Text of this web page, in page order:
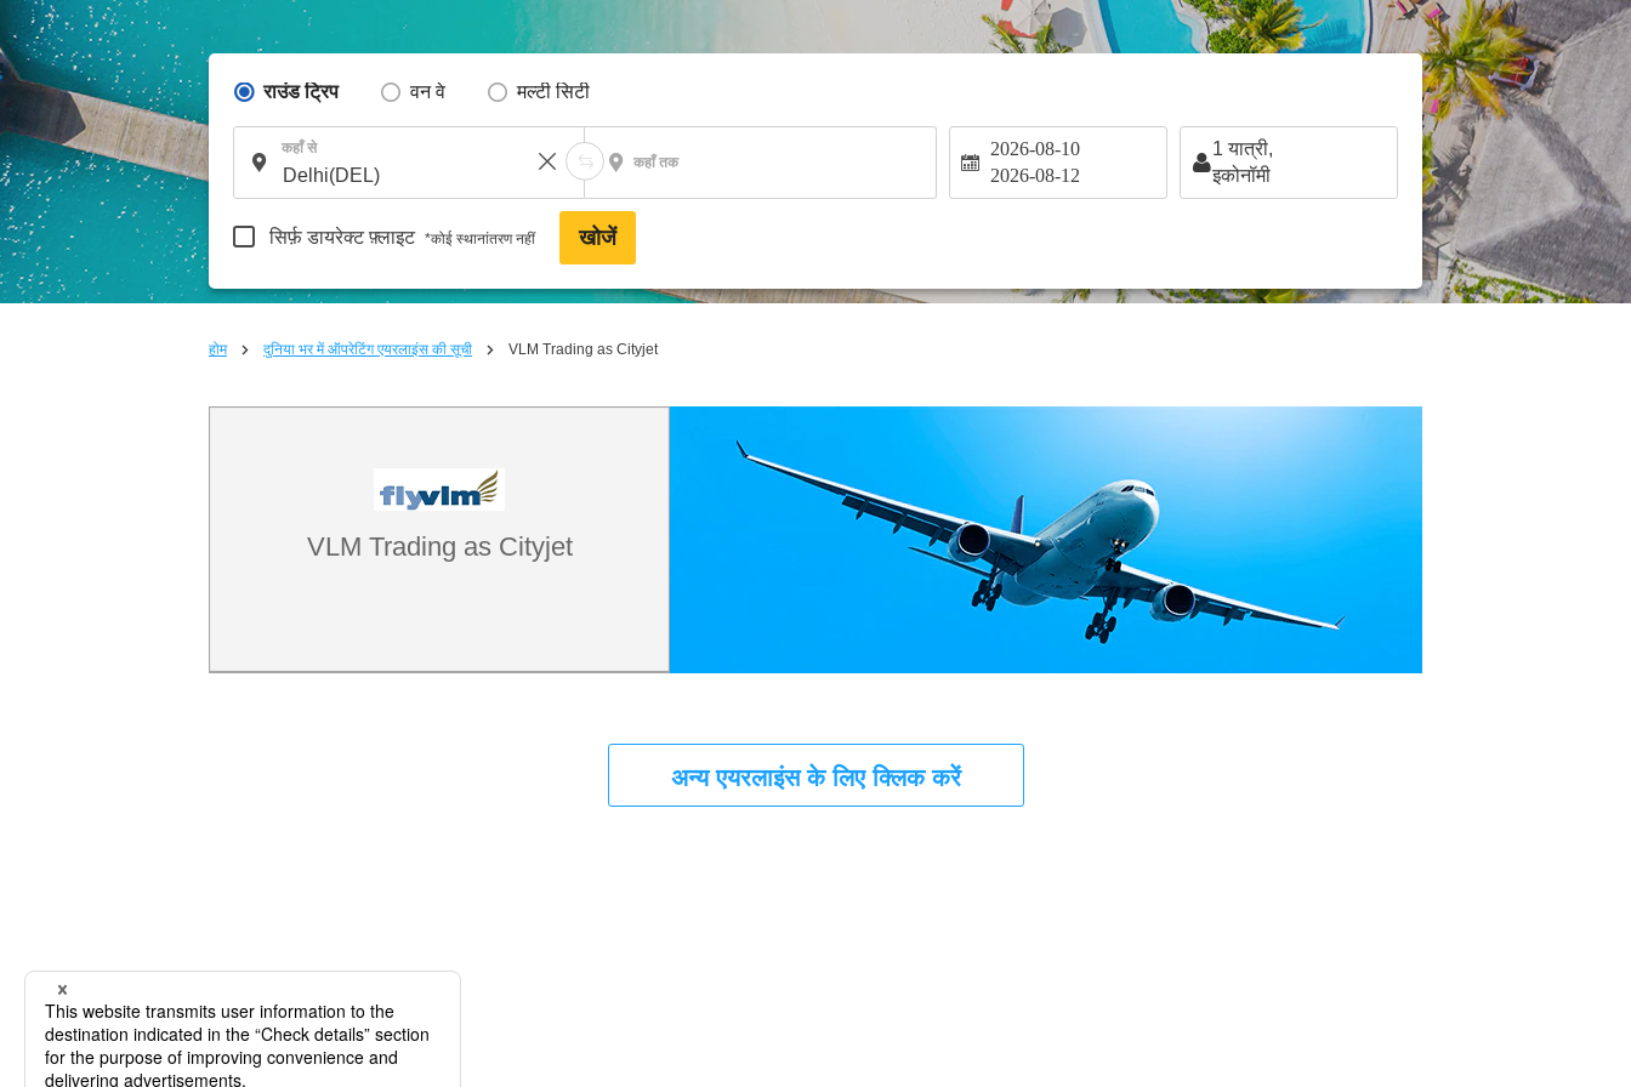
राउंड ट्रिप वन वे मल्टी सिटी
कहाँ से
कहाँ तक
2026-08-10
2026-08-12
1 यात्री,
इकोनॉमी
सिर्फ़ डायरेक्ट फ़्लाइट *कोई स्थानांतरण नहीं खोजें
होम दुनिया भर में ऑपरेटिंग एयरलाइंस की सूची VLM Trading as Cityjet
VLM Trading as Cityjet
अन्य एयरलाइंस के लिए क्लिक करें